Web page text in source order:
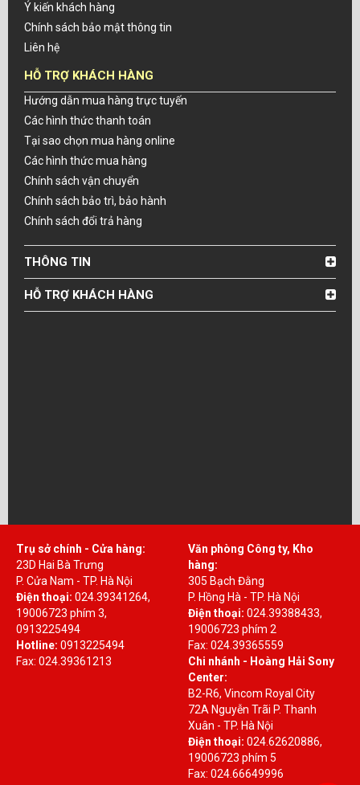
Ý kiến khách hàng
Chính sách bảo mật thông tin
Liên hệ
HỖ TRỢ KHÁCH HÀNG
Hướng dẫn mua hàng trực tuyến
Các hình thức thanh toán
Tại sao chọn mua hàng online
Các hình thức mua hàng
Chính sách vận chuyển
Chính sách bảo trì, bảo hành
Chính sách đổi trả hàng
THÔNG TIN
HỖ TRỢ KHÁCH HÀNG
Trụ sở chính - Cửa hàng:
23D Hai Bà Trưng
P. Cửa Nam - TP. Hà Nội
Điện thoại: 024.39341264,
19006723 phím 3,
0913225494
Hotline: 0913225494
Fax: 024.39361213
Văn phòng Công ty, Kho
hàng:
305 Bạch Đằng
P. Hồng Hà - TP. Hà Nội
Điện thoại: 024.39388433,
19006723 phím 2
Fax: 024.39365559
Chi nhánh - Hoàng Hải Sony
Center:
B2-R6, Vincom Royal City
72A Nguyễn Trãi P. Thanh
Xuân - TP. Hà Nội
Điện thoại: 024.62620886,
19006723 phím 5
Fax: 024.66649996